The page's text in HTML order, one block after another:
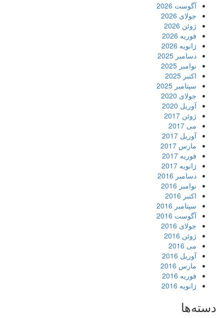
آگوست 2026
جولای 2026
ژوئن 2026
فوریه 2026
ژانویه 2026
دسامبر 2025
نوامبر 2025
اکتبر 2025
سپتامبر 2025
جولای 2020
آوریل 2020
ژوئن 2017
می 2017
آوریل 2017
مارس 2017
فوریه 2017
ژانویه 2017
دسامبر 2016
نوامبر 2016
اکتبر 2016
سپتامبر 2016
آگوست 2016
جولای 2016
ژوئن 2016
می 2016
آوریل 2016
مارس 2016
فوریه 2016
ژانویه 2016
دسته‌ها